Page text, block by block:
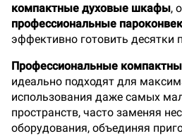
компактные духовые шкафы,
профессиональные
эффективно готовить десятки
Профессиональные
идеально подходят для
использования даже самых
пространств, часто заменяя
оборудования, объединяя